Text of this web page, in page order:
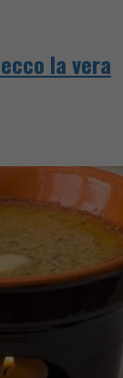
la vera